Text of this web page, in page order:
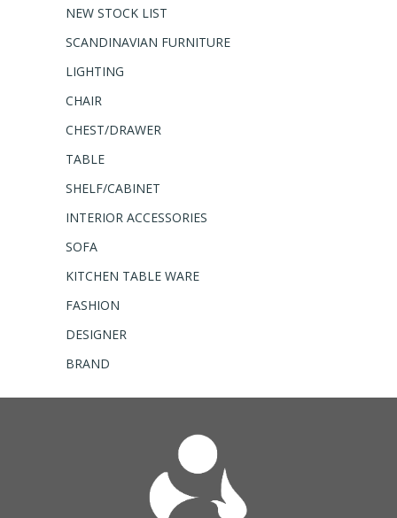
NEW STOCK LIST
SCANDINAVIAN FURNITURE
LIGHTING
CHAIR
CHEST/DRAWER
TABLE
SHELF/CABINET
INTERIOR ACCESSORIES
SOFA
KITCHEN TABLE WARE
FASHION
DESIGNER
BRAND